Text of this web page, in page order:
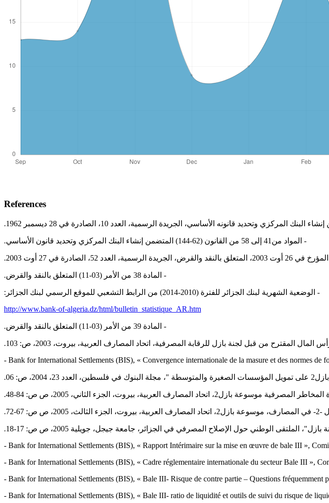
References
‏- المواد من41 إلى 58 من القانون (62-144) المتضمن إنشاء البنك المركزي وتحديد قانون الأساسي.‏
‏- المادة 38 من الأمر (03-11) المتعلق بالنقد والقرض.‏
‏- الوضعية الشهرية لبنك الجزائر للفترة (2010-2014) من الرابط التشعبي للموقع الرسمي لبنك الجزائر:‏
http://www.bank-of-algeria.dz/html/bulletin_statistique_AR.htm
‏- المادة 39 من الأمر (03-11) المتعلق بالنقد والقرض.‏
المقترح من قبل لجنة بازل للرقابة المصرفية، اتحاد المصارف ‏العربية، بيروت، 2003، ص: 103.‏
‎- Bank for International Settlements (BIS), « Convergence internationale de la masure et des ‎normes
23، 2004، ص: 06.‏
اتحاد المصارف العربية، بيروت، الجزء الثاني، 2005، ص ص: ‏‏48-84.‏
67-72.‏
الوطني حول الإصلاح المصرفي في الجزائر، ‏جامعة جيجل، جويلية 2005، ص ص: 17-18.‏
‎- Bank for International Settlements (BIS), « Rapport Intérimaire sur la mise en œuvre de bale ‎III »,
‎- Bank for International Settlements (BIS), « Cadre réglementaire internationale du secteur Bale ‎III »,
‎- Bank for International Settlements (BIS), « Bale III- Risque de contre partie – Questions ‎fréquemment
‎- Bank for International Settlements (BIS), « Bale III- ratio de liquidité et outils de suivi du ‎risque de